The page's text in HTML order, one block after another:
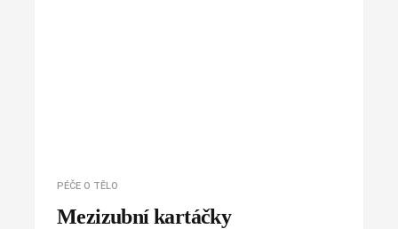
PÉČE O TĚLO
Mezizubní kartáčky